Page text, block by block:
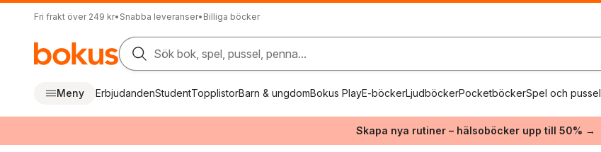
Fri frakt över 249 kr• Snabba leveranser• Billiga böcker
Sök bok, spel, pussel, penna...
Meny ErbjudandenStudentTopplistorBarn & ungdomBokus PlayE-böckerLjudböckerPocketböckerSpel och pussel
Skapa nya rutiner – hälsoböcker upp till 50% →